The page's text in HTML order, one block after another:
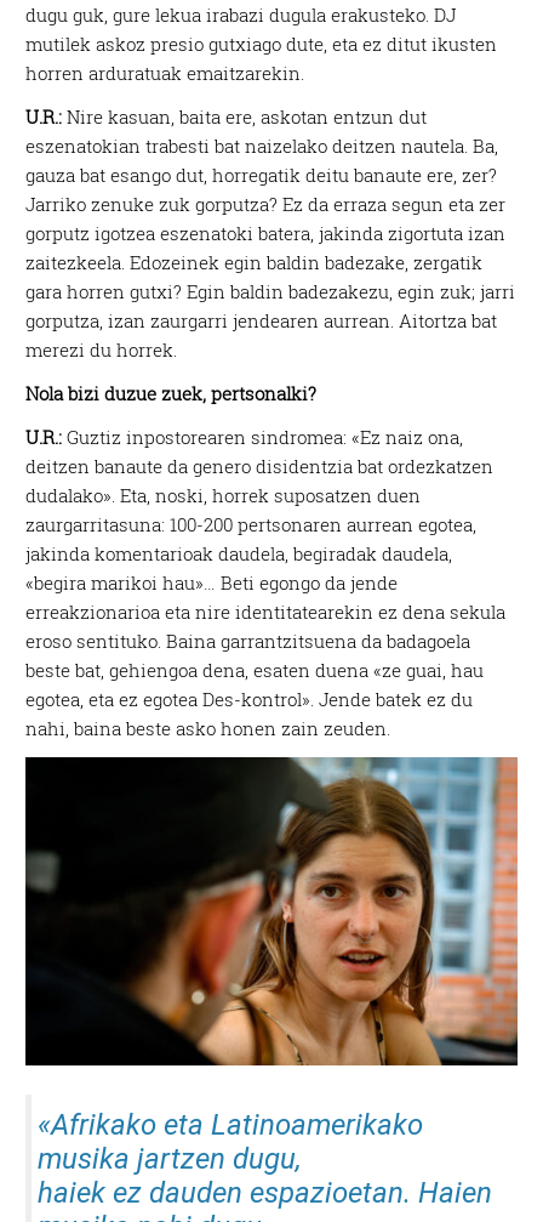
dugu guk, gure lekua irabazi dugula erakusteko. DJ
mutilek askoz presio gutxiago dute, eta ez ditut ikusten
horren arduratuak emaitzarekin.
U.R.: Nire kasuan, baita ere, askotan entzun dut
eszenatokian trabesti bat naizelako deitzen nautela. Ba,
gauza bat esango dut, horregatik deitu banaute ere, zer?
Jarriko zenuke zuk gorputza? Ez da erraza segun eta zer
gorputz igotzea eszenatoki batera, jakinda zigortuta izan
zaitezkeela. Edozeinek egin baldin badezake, zergatik
gara horren gutxi? Egin baldin badezakezu, egin zuk; jarri
gorputza, izan zaurgarri jendearen aurrean. Aitortza bat
merezi du horrek.
Nola bizi duzue zuek, pertsonalki?
U.R.: Guztiz inpostorearen sindromea: «Ez naiz ona,
deitzen banaute da genero disidentzia bat ordezkatzen
dudalako». Eta, noski, horrek suposatzen duen
zaurgarritasuna: 100-200 pertsonaren aurrean egotea,
jakinda komentarioak daudela, begiradak daudela,
«begira marikoi hau»… Beti egongo da jende
erreakzionarioa eta nire identitatearekin ez dena sekula
eroso sentituko. Baina garrantzitsuena da badagoela
beste bat, gehiengoa dena, esaten duena «ze guai, hau
egotea, eta ez egotea Des-kontrol». Jende batek ez du
nahi, baina beste asko honen zain zeuden.
«Afrikako eta Latinoamerikako
musika jartzen dugu,
haiek ez dauden espazioetan. Haien